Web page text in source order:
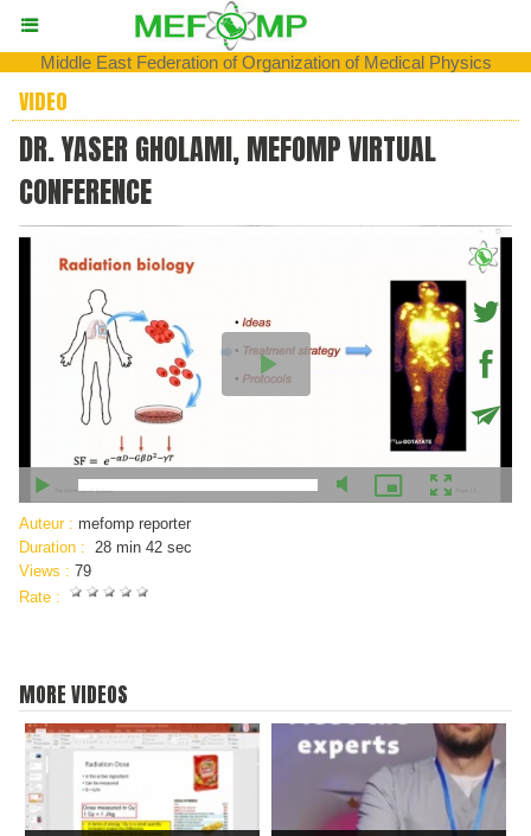
Middle East Federation of Organization of Medical Physics
VIDEO
DR. YASER GHOLAMI, MEFOMP VIRTUAL
CONFERENCE
Auteur : mefomp reporter
Duration : 28 min 42 sec
Views : 79
Rate :
MORE VIDEOS